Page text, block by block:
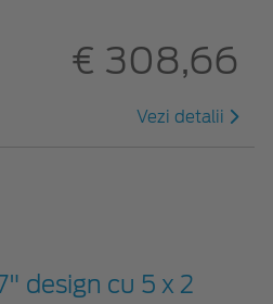
€ 308,66
Vezi detalii
design cu 5 x 2